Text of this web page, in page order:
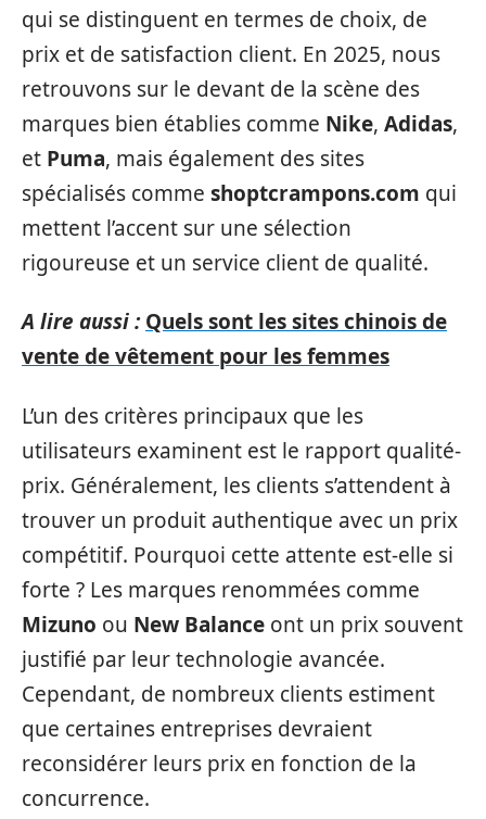
qui se distinguent en termes de choix, de
prix et de satisfaction client. En 2025, nous
retrouvons sur le devant de la scène des
marques bien établies comme Nike, Adidas,
et Puma, mais également des sites
spécialisés comme shoptcrampons.com qui
mettent l’accent sur une sélection
rigoureuse et un service client de qualité.
A lire aussi : Quels sont les sites chinois de
vente de vêtement pour les femmes
L’un des critères principaux que les
utilisateurs examinent est le rapport qualité-
prix. Généralement, les clients s’attendent à
trouver un produit authentique avec un prix
compétitif. Pourquoi cette attente est-elle si
forte ? Les marques renommées comme
Mizuno ou New Balance ont un prix souvent
justifié par leur technologie avancée.
Cependant, de nombreux clients estiment
que certaines entreprises devraient
reconsidérer leurs prix en fonction de la
concurrence.